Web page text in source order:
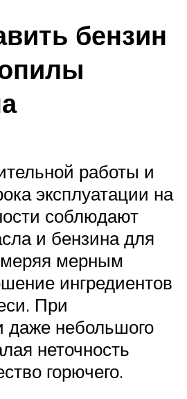
бензин
работы и
эксплуатации на
соблюдают
и бензина для
мерным
ингредиентов
При
даже небольшого
неточность
горючего.